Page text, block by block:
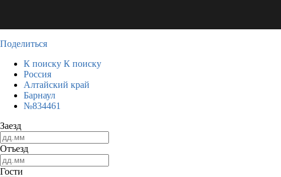
Поделиться
К поиску К поиску
Россия
Алтайский край
Барнаул
№834461
Заезд
Отъезд
Гости